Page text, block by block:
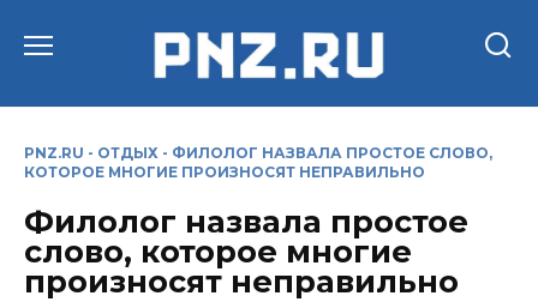
PNZ.RU - ОТДЫХ - ФИЛОЛОГ НАЗВАЛА ПРОСТОЕ СЛОВО,
КОТОРОЕ МНОГИЕ ПРОИЗНОСЯТ НЕПРАВИЛЬНО
Филолог назвала простое
слово, которое многие
произносят неправильно